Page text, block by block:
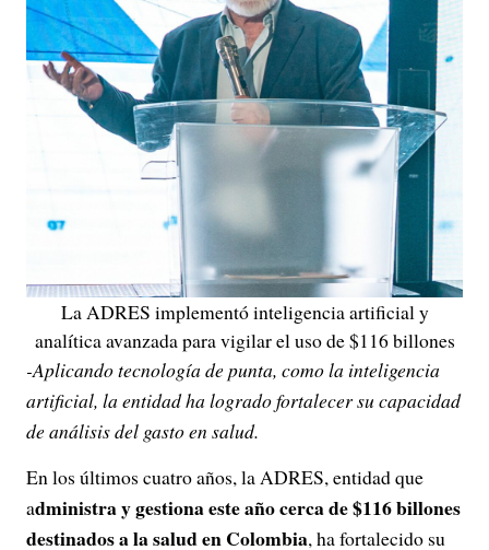
La ADRES implementó inteligencia artificial y
analítica avanzada para vigilar el uso de $116 billones
-Aplicando tecnología de punta, como la inteligencia
artificial, la entidad ha logrado fortalecer su capacidad
de análisis del gasto en salud.
En los últimos cuatro años, la ADRES, entidad que
administra y gestiona este año cerca de $116 billones
destinados a la salud en Colombia, ha fortalecido su